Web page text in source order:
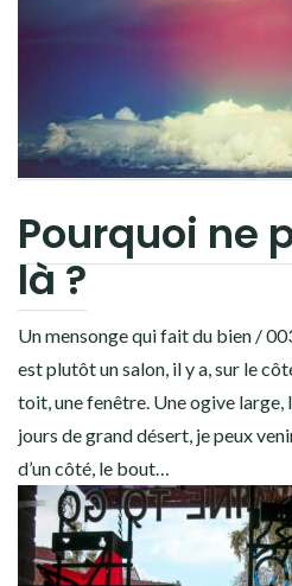
Pourquoi ne
là ?
Un mensonge qui fait du bien /
est plutôt un salon, il y a, sur le
toit, une fenêtre. Une ogive large,
jours de grand désert, je peux
d’un côté, le bout…